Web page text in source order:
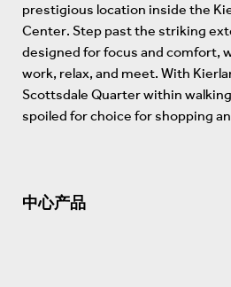
prestigious location inside the
Center. Step past the striking
designed for focus and comfort,
work, relax, and meet. With
Scottsdale Quarter within
spoiled for choice for shopping
中心产品